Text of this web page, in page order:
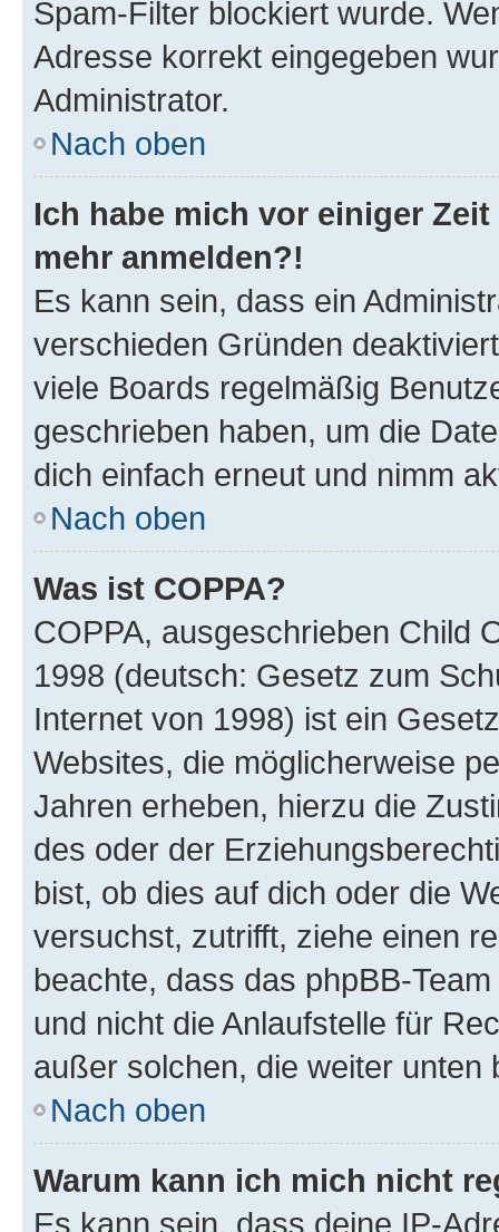
Spam-Filter blockiert wurde.
Adresse korrekt eingegeben
Administrator.
Nach oben
Ich habe mich vor einiger
mehr anmelden?!
Es kann sein, dass ein
verschieden Gründen
viele Boards regelmäßig
geschrieben haben, um die
dich einfach erneut und nimm
Nach oben
Was ist COPPA?
COPPA, ausgeschrieben Child
1998 (deutsch: Gesetz zum
Internet von 1998) ist ein
Websites, die möglicherweise
Jahren erheben, hierzu die
des oder der
bist, ob dies auf dich oder die
versuchst, zutrifft, ziehe einen
beachte, dass das phpBB-
und nicht die Anlaufstelle für
außer solchen, die weiter unten
Nach oben
Warum kann ich mich nicht
Es kann sein, dass deine IP-